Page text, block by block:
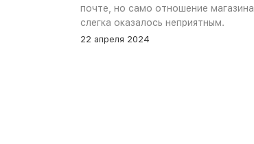
почте, но само отношение магазина
слегка оказалось неприятным.
Сначала обещали связться, но
22 апреля 2024